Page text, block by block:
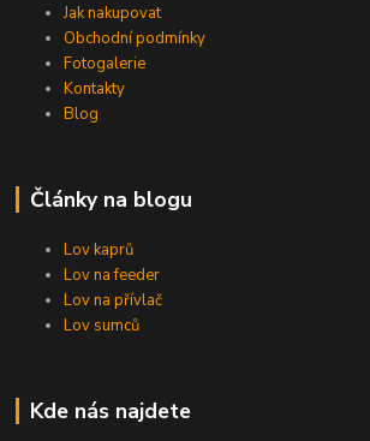
Jak nakupovat
Obchodní podmínky
Fotogalerie
Kontakty
Blog
Články na blogu
Lov kaprů
Lov na feeder
Lov na přívlač
Lov sumců
Kde nás najdete